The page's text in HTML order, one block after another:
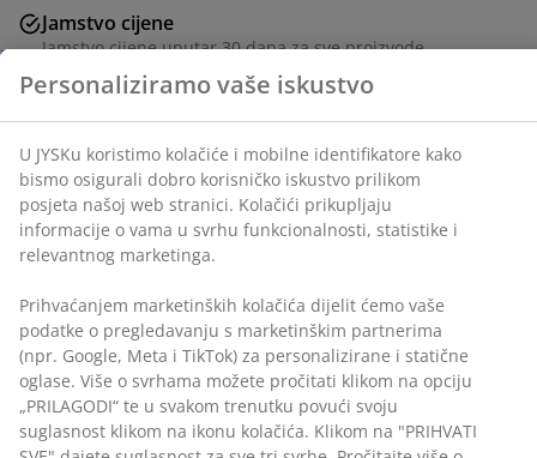
Jamstvo cijene
Jamstvo cijene unutar 30 dana za sve proizvode
Fleksibilne opcije dostave
Skoživa stolica od petana s okvirom od čelika
obloženog prahom. Petan pruža prirodan izgled pruća,
a istodobno je otporan na vremenske uvjete i ne
zahtijeva održavanje. Vrtna stolica se može složiti za
kompaktno pohranjivanje.
BROJ ARTIKLA: 3700433
Upute za sastavljanje
Personaliziramo vaše iskustvo
U JYSKu koristimo kolačiće i mobilne identifikatore kako
informacije o vama u svrhu funkcionalnosti, statistike i
relevantnog marketinga.
Prihvaćanjem marketinških kolačića dijelit ćemo vaše
podatke o pregledavanju s marketinškim partnerima
statične oglase. Više o svrhama možete pročitati klikom
na opciju „PRILAGODI“ te u svakom trenutku povući
svoju suglasnost klikom na ikonu kolačića. Klikom na
"PRIHVATI SVE" dajete suglasnost za sve tri svrhe.
Pročitajte više oprikupljanju i obradi osobnih
podatakai našoj politici kolačića.